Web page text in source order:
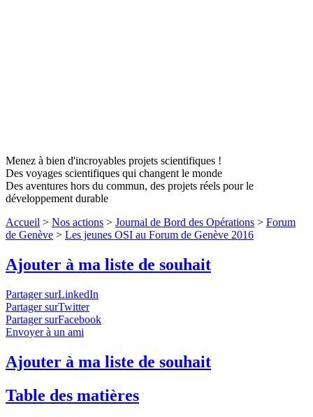
Menez à bien d'incroyables projets scientifiques !
Des voyages scientifiques qui changent le monde
Des aventures hors du commun, des projets réels pour le
développement durable
Accueil > Nos actions > Journal de Bord des Opérations > Forum
de Genève > Les jeunes OSI au Forum de Genève 2016
Ajouter à ma liste de souhait
Partager surLinkedIn
Partager surTwitter
Partager surFacebook
Envoyer à un ami
Ajouter à ma liste de souhait
Table des matières